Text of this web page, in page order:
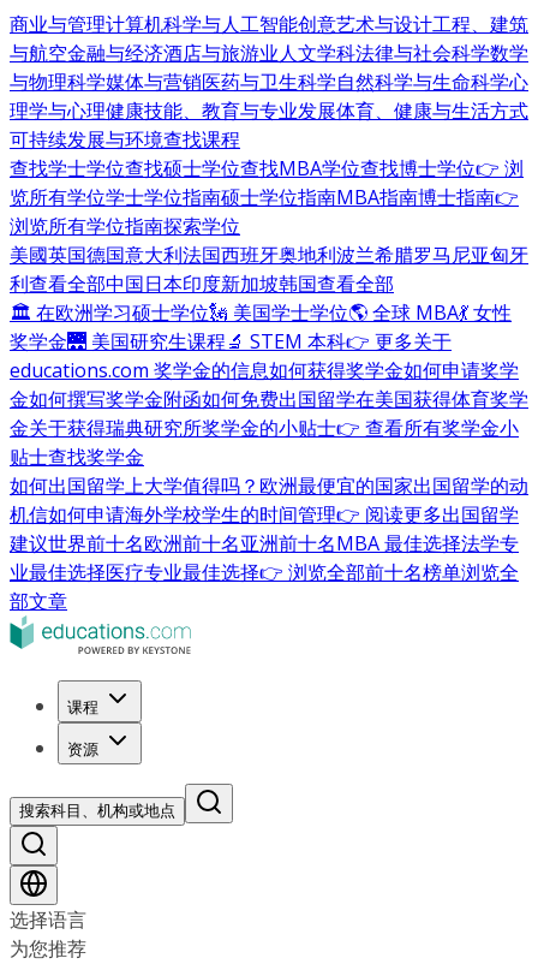
商业与管理计算机科学与人工智能创意艺术与设计工程、建筑
与航空金融与经济酒店与旅游业人文学科法律与社会科学数学
与物理科学媒体与营销医药与卫生科学自然科学与生命科学心
理学与心理健康技能、教育与专业发展体育、健康与生活方式
可持续发展与环境查找课程
查找学士学位查找硕士学位查找MBA学位查找博士学位👉 浏
览所有学位学士学位指南硕士学位指南MBA指南博士指南👉
浏览所有学位指南探索学位
美國英国德国意大利法国西班牙奥地利波兰希腊罗马尼亚匈牙
利查看全部中国日本印度新加坡韩国查看全部
🏛 在欧洲学习硕士学位🗽 美国学士学位🌎 全球 MBA💃 女性
奖学金🌉 美国研究生课程🔬 STEM 本科👉 更多关于
educations.com 奖学金的信息如何获得奖学金如何申请奖学
金如何撰写奖学金附函如何免费出国留学在美国获得体育奖学
金关于获得瑞典研究所奖学金的小贴士👉 查看所有奖学金小
贴士查找奖学金
如何出国留学上大学值得吗？ 欧洲最便宜的国家出国留学的动
机信如何申请海外学校学生的时间管理👉 阅读更多出国留学
建议世界前十名欧洲前十名亚洲前十名MBA 最佳选择法学专
业最佳选择医疗专业最佳选择👉 浏览全部前十名榜单浏览全
部文章
课程
资源
搜索科目、机构或地点
选择语言
为您推荐